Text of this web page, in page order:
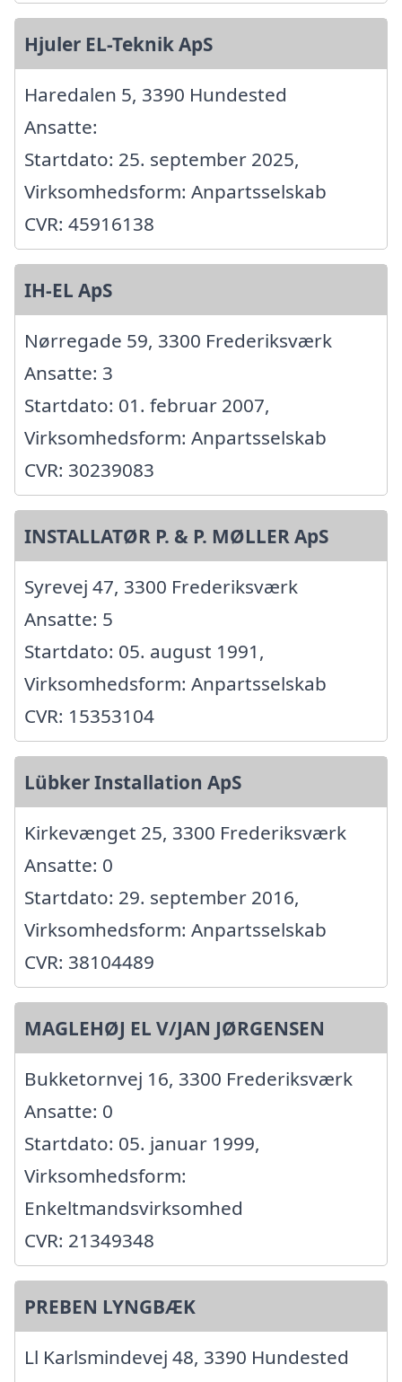
Hjuler EL-Teknik ApS
Haredalen 5, 3390 Hundested
Ansatte:
Startdato: 25. september 2025,
Virksomhedsform: Anpartsselskab
CVR: 45916138
IH-EL ApS
Nørregade 59, 3300 Frederiksværk
Ansatte: 3
Startdato: 01. februar 2007,
Virksomhedsform: Anpartsselskab
CVR: 30239083
INSTALLATØR P. & P. MØLLER ApS
Syrevej 47, 3300 Frederiksværk
Ansatte: 5
Startdato: 05. august 1991,
Virksomhedsform: Anpartsselskab
CVR: 15353104
Lübker Installation ApS
Kirkevænget 25, 3300 Frederiksværk
Ansatte: 0
Startdato: 29. september 2016,
Virksomhedsform: Anpartsselskab
CVR: 38104489
MAGLEHØJ EL V/JAN JØRGENSEN
Bukketornvej 16, 3300 Frederiksværk
Ansatte: 0
Startdato: 05. januar 1999,
Virksomhedsform:
Enkeltmandsvirksomhed
CVR: 21349348
PREBEN LYNGBÆK
Ll Karlsmindevej 48, 3390 Hundested